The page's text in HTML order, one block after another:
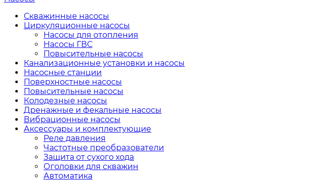
Скважинные насосы
Циркуляционные насосы
Насосы для отопления
Насосы ГВС
Повысительные насосы
Канализационные установки и насосы
Насосные станции
Поверхностные насосы
Повысительные насосы
Колодезные насосы
Дренажные и фекальные насосы
Вибрационные насосы
Аксессуары и комплектующие
Реле давления
Частотные преобразователи
Защита от сухого хода
Оголовки для скважин
Автоматика